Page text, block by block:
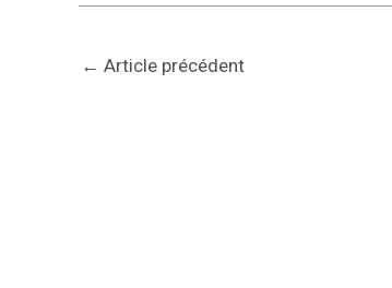
← Article précédent